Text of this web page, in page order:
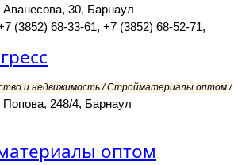
30, Барнаул
(3852) 68-33-61, +7 (3852) 68-52-71,
и недвижимость / Стройматериалы оптом /
248/4, Барнаул
оптом